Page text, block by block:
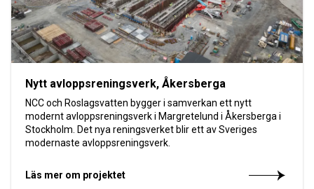
Nytt avloppsreningsverk, Åkersberga
NCC och Roslagsvatten bygger i samverkan ett nytt
modernt avloppsreningsverk i Margretelund i Åkersberga i
Stockholm. Det nya reningsverket blir ett av Sveriges
modernaste avloppsreningsverk.
Läs mer om projektet